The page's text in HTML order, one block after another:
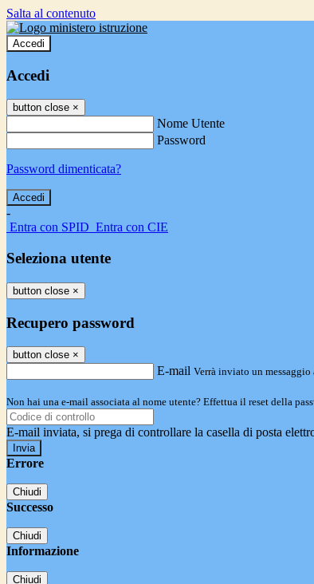
Salta al contenuto
Accedi
Accedi
button close ×
Nome Utente
Password
Password dimenticata?
-
Entra con SPID Entra con CIE
Seleziona utente
button close ×
Recupero password
button close ×
E-mail Verrà inviato un
Non hai una e-mail associata al nome utente? Effettua il reset della
E-mail inviata, si prega di controllare la casella di posta
Errore
Chiudi
Successo
Chiudi
Informazione
Chiudi